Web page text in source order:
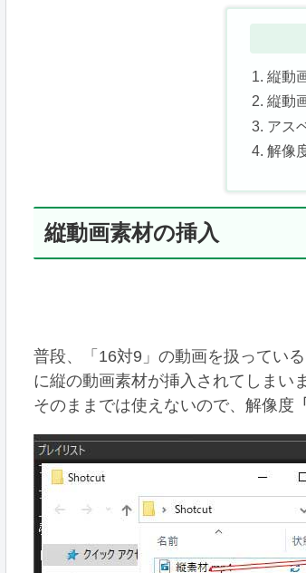
縦動
縦動
アス
解像
縦動画素材の挿入
普段、「16対9」の動画を扱ってい
に縦の動画素材が挿入されてしまいま
そのままでは使えないので、解像度